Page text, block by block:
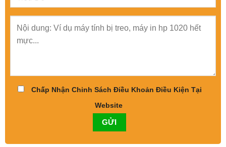
Chấp Nhận Chinh Sách Điều Khoản Điều Kiện Tại
Website